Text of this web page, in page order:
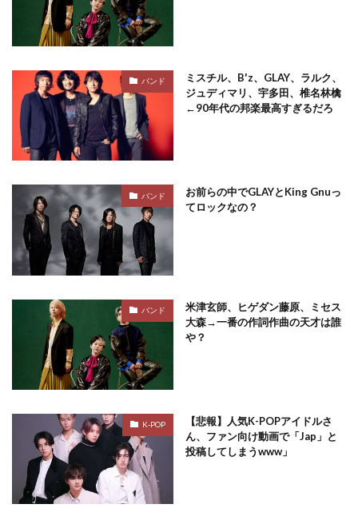
バンド
ミスチル、B'z、GLAY、ラルク、
ジュディマリ、宇多田、椎名林檎
←90年代の邦楽最高すぎるだろ
バンド
お前らの中でGLAYとKing Gnuっ
てロックなの？
バンド
米津玄師、ヒゲダン藤原、ミセス
大森→一番の作詞作曲の天才は誰
や？
K-POP
【悲報】人気K-POPアイドルさ
ん、ファン向け動画で「Jap」と
投稿してしまうwww」